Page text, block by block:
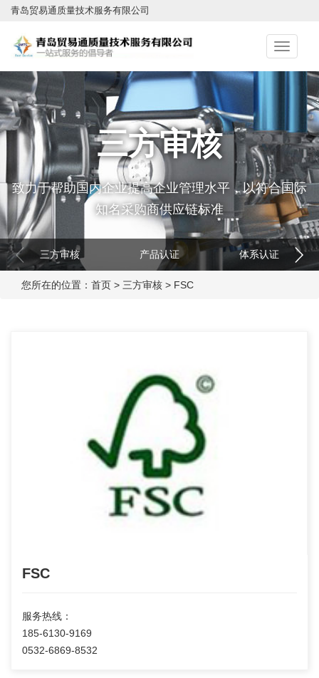
青岛贸易通质量技术服务有限公司
切
三方审核
致力于帮助国内企业提高企业管理水平，以符合国际
知名采购商供应链标准
三方审核 产品认证 体系认证
您所在的位置： 首页 > 三方审核 > FSC
FSC
服务热线：
185-6130-9169
0532-6869-8532